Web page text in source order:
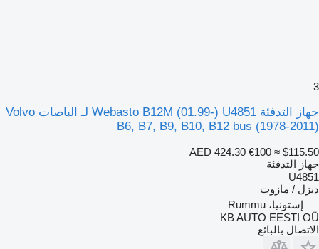
3
جهاز التدفئة Webasto B12M (01.99-) U4851 لـ الباصات Volvo
B6, B7, B9, B10, B12 bus (1978-2011)
AED 424.30 €100 ≈ $115.50
جهاز التدفئة
U4851
ديزل / مازوت
إستونيا، Rummu
KB AUTO EESTI OÜ
الاتصال بالبائع